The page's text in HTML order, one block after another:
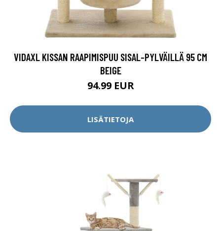
VIDAXL KISSAN RAAPIMISPUU SISAL-PYLVÄILLÄ 95 CM
BEIGE
94.99 EUR
LISÄTIETOJA